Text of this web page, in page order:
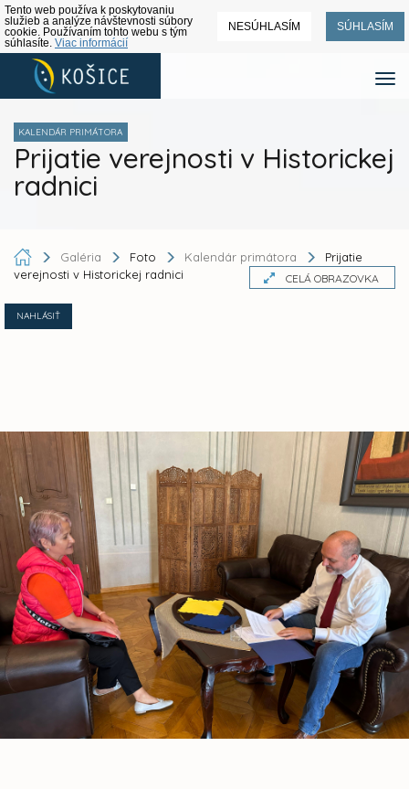
Tento web používa k poskytovaniu
služieb a analýze návštevnosti súbory
cookie. Používaním tohto webu s tým
súhlasíte. Viac informácií
NESÚHLASÍM SÚHLASÍM
KALENDÁR PRIMÁTORA
Prijatie verejnosti v Historickej
radnici
Galéria Foto Kalendár primátora
Prijatie
verejnosti v Historickej radnici
CELÁ OBRAZOVKA
NAHLÁSIŤ